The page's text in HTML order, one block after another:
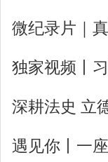
微纪录片｜
独家视频丨
深耕法史 立
遇见你丨一